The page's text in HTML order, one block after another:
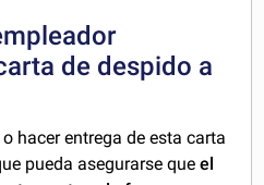
de despido a
hacer entrega de esta carta
pueda asegurarse queel